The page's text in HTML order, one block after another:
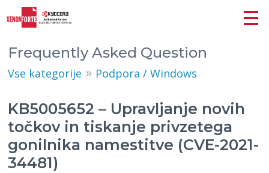
Frequently Asked Question
Vse kategorije » Podpora / Windows
KB5005652 – Upravljanje novih
točkov in tiskanje privzetega
gonilnika namestitve (CVE-2021-
34481)